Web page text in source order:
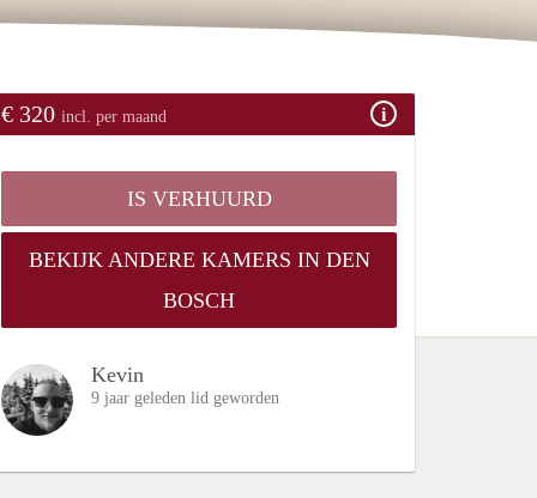
€ 320 incl. per maand
IS VERHUURD
BEKIJK ANDERE KAMERS IN DEN
BOSCH
Kevin
9 jaar geleden lid geworden